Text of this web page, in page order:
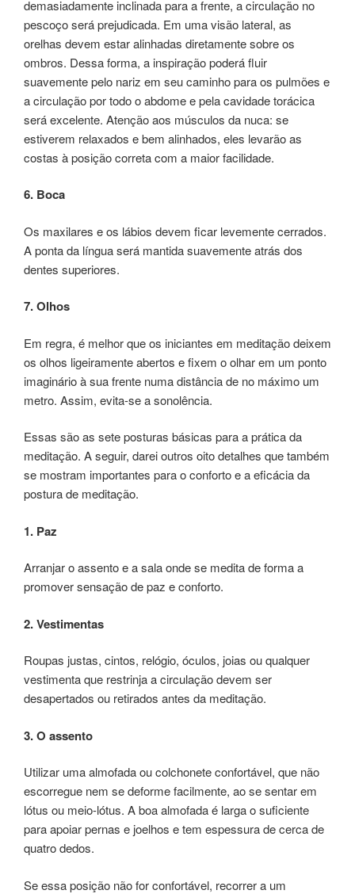
demasiadamente inclinada para a frente, a circulação no
pescoço será prejudicada. Em uma visão lateral, as
orelhas devem estar alinhadas diretamente sobre os
ombros. Dessa forma, a inspiração poderá fluir
suavemente pelo nariz em seu caminho para os pulmões e
a circulação por todo o abdome e pela cavidade torácica
será excelente. Atenção aos músculos da nuca: se
estiverem relaxados e bem alinhados, eles levarão as
costas à posição correta com a maior facilidade.
6. Boca
Os maxilares e os lábios devem ficar levemente cerrados.
A ponta da língua será mantida suavemente atrás dos
dentes superiores.
7. Olhos
Em regra, é melhor que os iniciantes em meditação deixem
os olhos ligeiramente abertos e fixem o olhar em um ponto
imaginário à sua frente numa distância de no máximo um
metro. Assim, evita-se a sonolência.
Essas são as sete posturas básicas para a prática da
meditação. A seguir, darei outros oito detalhes que também
se mostram importantes para o conforto e a eficácia da
postura de meditação.
1. Paz
Arranjar o assento e a sala onde se medita de forma a
promover sensação de paz e conforto.
2. Vestimentas
Roupas justas, cintos, relógio, óculos, joias ou qualquer
vestimenta que restrinja a circulação devem ser
desapertados ou retirados antes da meditação.
3. O assento
Utilizar uma almofada ou colchonete confortável, que não
escorregue nem se deforme facilmente, ao se sentar em
lótus ou meio-lótus. A boa almofada é larga o suficiente
para apoiar pernas e joelhos e tem espessura de cerca de
quatro dedos.
Se essa posição não for confortável, recorrer a um